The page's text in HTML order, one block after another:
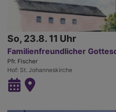
So, 23.8. 11 Uhr
Familienfreundlicher
Pfr. Fischer
Hof St. Johanneskirche